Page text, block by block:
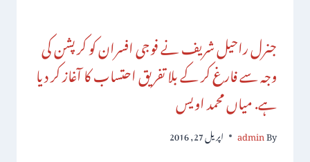
جنرل راحیل شریف نے فوجی افسران کو کرپشن کی
وجہ سے فارغ کر کے بلا تفریق احتساب کا آغاز کر دیا
ہے. میاں محمد اویس
By
admin اپریل 27, 2016